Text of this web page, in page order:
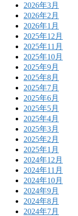
2026年3月
2026年2月
2026年1月
2025年12月
2025年11月
2025年10月
2025年9月
2025年8月
2025年7月
2025年6月
2025年5月
2025年4月
2025年3月
2025年2月
2025年1月
2024年12月
2024年11月
2024年10月
2024年9月
2024年8月
2024年7月